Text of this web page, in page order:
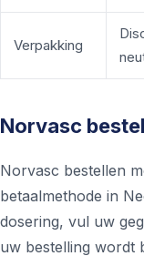
Verpakking
Norvasc
Norvasc bestellen
betaalmethode in
dosering, vul uw
uw bestelling wordt